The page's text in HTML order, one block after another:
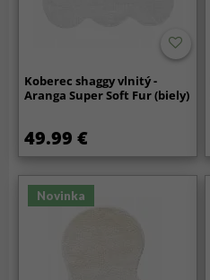
Koberec shaggy vlnitý -
Aranga Super Soft Fur (biely)
49.99 €
Novinka